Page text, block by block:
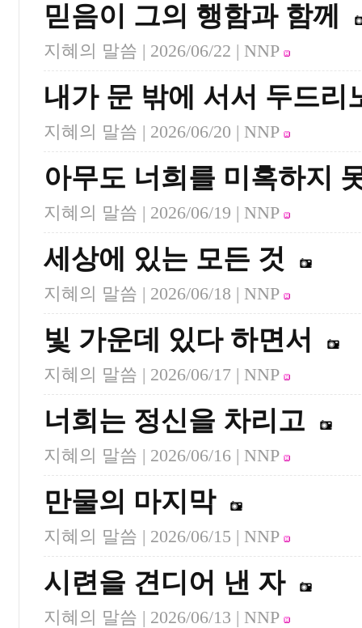
믿음이 그의 행함과 함께
지혜의 말씀 | 2026/06/22 | NNP
내가 문 밖에 서서 두드리
지혜의 말씀 | 2026/06/20 | NNP
아무도 너희를 미혹하지
지혜의 말씀 | 2026/06/19 | NNP
세상에 있는 모든 것
지혜의 말씀 | 2026/06/18 | NNP
빛 가운데 있다 하면서
지혜의 말씀 | 2026/06/17 | NNP
너희는 정신을 차리고
지혜의 말씀 | 2026/06/16 | NNP
만물의 마지막
지혜의 말씀 | 2026/06/15 | NNP
시련을 견디어 낸 자
지혜의 말씀 | 2026/06/13 | NNP